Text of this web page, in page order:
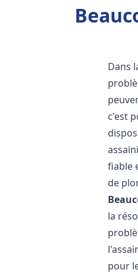
Dans
c'est
fiable
de
la
pour